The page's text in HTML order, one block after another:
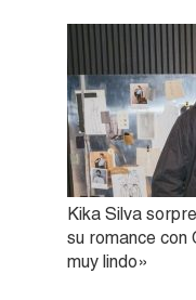
Kika Silva
su romance con
muy lindo»